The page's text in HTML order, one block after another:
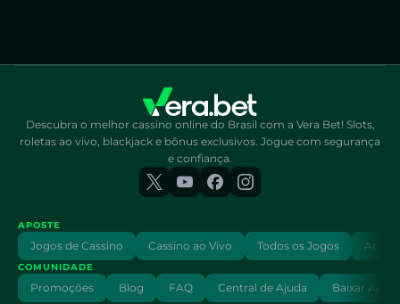
Descubra o melhor cassino online do Brasil com a Vera Bet! Slots,
roletas ao vivo, blackjack e bônus exclusivos. Jogue com segurança
e confiança.
APOSTE
Jogos de Cassino Cassino ao Vivo Todos os Jogos
COMUNIDADE
Promoções Blog FAQ Central de Ajuda Baixar App